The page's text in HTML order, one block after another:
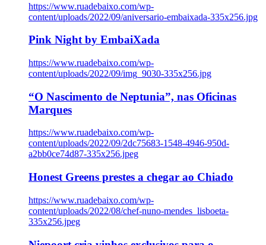
https://www.ruadebaixo.com/wp-
content/uploads/2022/09/aniversario-embaixada-335x256.jpg
Pink Night by EmbaiXada
https://www.ruadebaixo.com/wp-
content/uploads/2022/09/img_9030-335x256.jpg
“O Nascimento de Neptunia”, nas Oficinas
Marques
https://www.ruadebaixo.com/wp-
content/uploads/2022/09/2dc75683-1548-4946-950d-
a2bb0ce74d87-335x256.jpeg
Honest Greens prestes a chegar ao Chiado
https://www.ruadebaixo.com/wp-
content/uploads/2022/08/chef-nuno-mendes_lisboeta-
335x256.jpeg